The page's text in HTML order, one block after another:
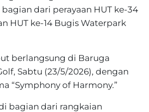
bagian dari perayaan HUT ke-34
HUT ke-14 Bugis Waterpark
berlangsung di Baruga
Sabtu (23/5/2026), dengan
“Symphony of Harmony.”
bagian dari rangkaian